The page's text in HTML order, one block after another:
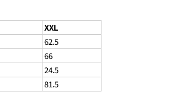
XXL
62.5
66
24.5
81.5